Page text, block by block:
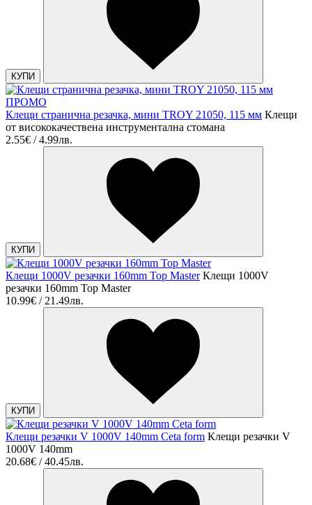
КУПИ
ПРОМО
Клещи странична резачка, мини TROY 21050, 115 мм Клещи
от висококачествена инструментална стомана
2.55€ / 4.99лв.
КУПИ
Клещи 1000V резачки 160mm Top Master Клещи 1000V
резачки 160mm Top Master
10.99€ / 21.49лв.
КУПИ
Клещи резачки V 1000V 140mm Ceta form Клещи резачки V
1000V 140mm
20.68€ / 40.45лв.